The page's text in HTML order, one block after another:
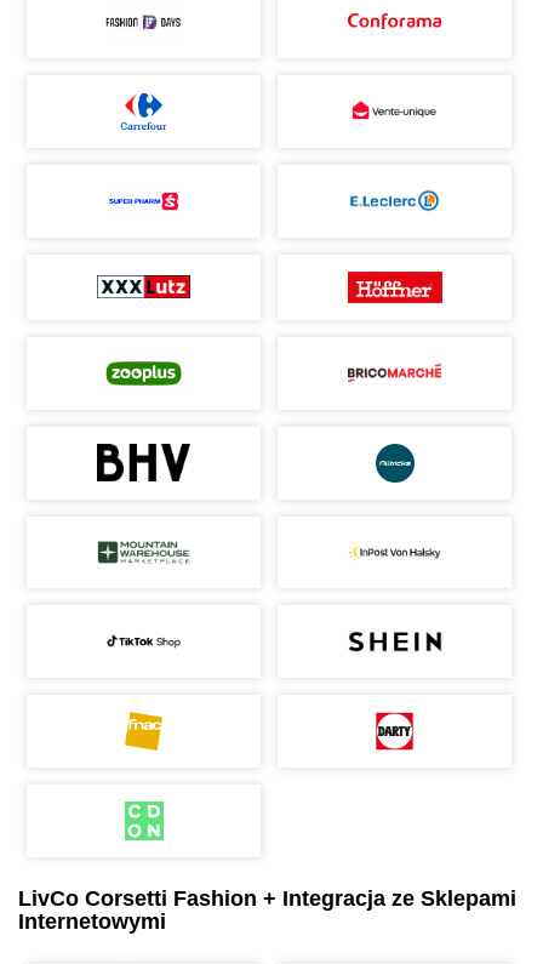
LivCo Corsetti Fashion + Integracja ze Sklepami
Internetowymi